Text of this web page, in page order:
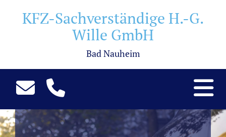
KFZ-Sachverständige H.-G.
Wille GmbH
Bad Nauheim